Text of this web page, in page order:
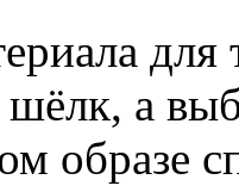
а
образе